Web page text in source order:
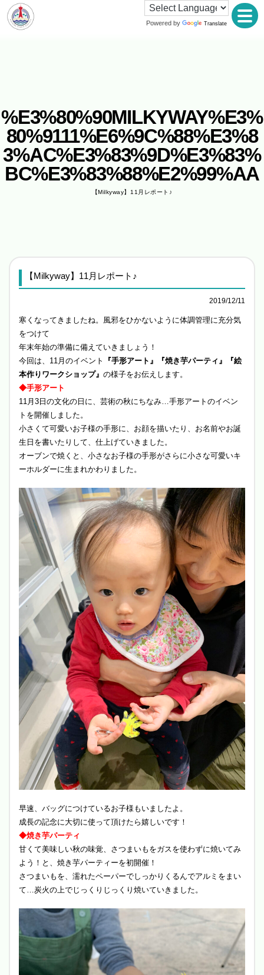
Powered by Translate
%E3%80%90MILKYWAY%E3%
80%9111%E6%9C%88%E3%8
3%AC%E3%83%9D%E3%83%
BC%E3%83%88%E2%99%AA
【Milkyway】11月レポート♪
【Milkyway】11月レポート♪
2019/12/11
寒くなってきましたね。風邪をひかないように体調管理に充分気
をつけて
年末年始の準備に備えていきましょう！
今回は、11月のイベント
『手形アート』『焼き芋パーティ』『絵
本作りワークショップ』 の様子をお伝えします。
◆手形アート
11月3日の文化の日に、芸術の秋にちなみ…手形アートのイベン
トを開催しました。
小さくて可愛いお子様の手形に、お顔を描いたり、お名前やお誕
生日を書いたりして、仕上げていきました。
オーブンで焼くと、小さなお子様の手形がさらに小さな可愛いキ
ーホルダーに生まれかわりました。
早速、バッグにつけているお子様もいましたよ。
成長の記念に大切に使って頂けたら嬉しいです！
◆焼き芋パーティ
甘くて美味しい秋の味覚、さつまいもをガスを使わずに焼いてみ
よう！と、焼き芋パーティーを初開催！
さつまいもを、濡れたペーパーでしっかりくるんでアルミをまい
て…炭火の上でじっくりじっくり焼いていきました。